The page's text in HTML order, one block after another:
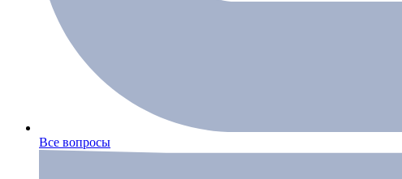
Все вопросы